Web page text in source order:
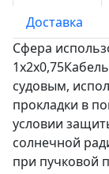
Доставка
Сфера
судовым,
прокладки в
условии
солнечной
при пучковой